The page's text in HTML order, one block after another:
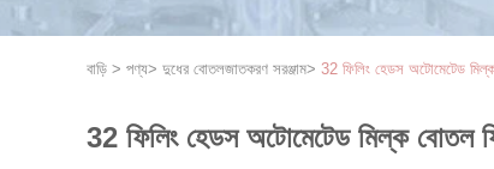
বাড়ি > পণ্য> দুধের বোতলজাতকরণ সরঞ্জাম> 32 ফিলিং হেডস অটোমেটেড
32 ফিলিং হেডস অটোমেটেড মিল্ক বোতল